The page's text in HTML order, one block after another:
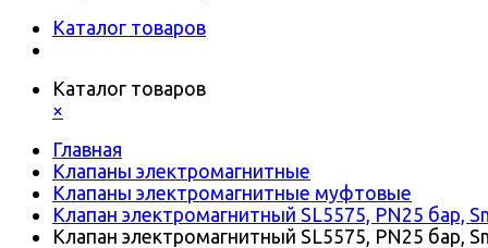
Каталог товаров
Каталог товаров
×
Главная
Клапаны электромагнитные
Клапаны электромагнитные муфтовые
Клапан электромагнитный SL5575, PN25 бар,
Клапан электромагнитный SL5575, PN25 бар,